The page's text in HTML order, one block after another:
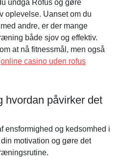
undgå Rofus og gøre
oplevelse. Uanset om du
andre, er der mange
både sjov og effektiv.
at nå fitnessmål, men også
online casino uden rofus
hvordan påvirker det
ensformighed og kedsomhed i
motivation og gøre det